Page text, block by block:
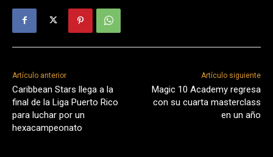
Artículo anterior
Caribbean Stars llega a la
final de la Liga Puerto Rico
para luchar por un
hexacampeonato
Artículo siguiente
Magic 10 Academy regresa
con su cuarta masterclass
en un año